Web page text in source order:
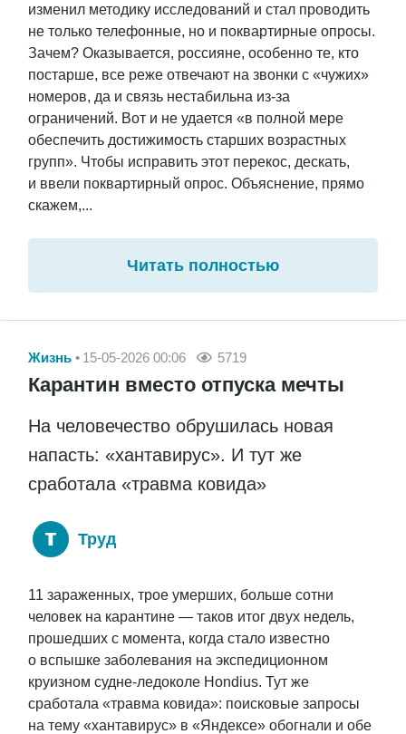
изменил методику исследований и стал проводить
не только телефонные, но и поквартирные опросы.
Зачем? Оказывается, россияне, особенно те, кто
постарше, все реже отвечают на звонки с «чужих»
номеров, да и связь нестабильна из-за
ограничений. Вот и не удается «в полной мере
обеспечить достижимость старших возрастных
групп». Чтобы исправить этот перекос, дескать,
и ввели поквартирный опрос. Объяснение, прямо
скажем,...
Читать полностью
Жизнь 15-05-2026 00:06 5719
Карантин вместо отпуска мечты
На человечество обрушилась новая
напасть: «хантавирус». И тут же
сработала «травма ковида»
Труд
11 зараженных, трое умерших, больше сотни
человек на карантине — таков итог двух недель,
прошедших с момента, когда стало известно
о вспышке заболевания на экспедиционном
круизном судне-ледоколе Hondius. Тут же
сработала «травма ковида»: поисковые запросы
на тему «хантавирус» в «Яндексе» обогнали и обе